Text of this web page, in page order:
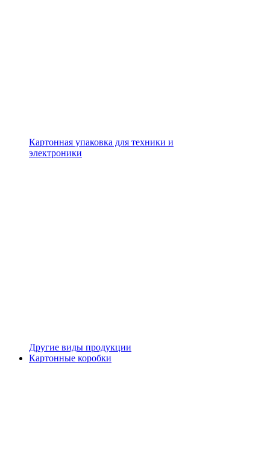
Картонная упаковка для техники и
электроники
Другие виды продукции
Картонные коробки